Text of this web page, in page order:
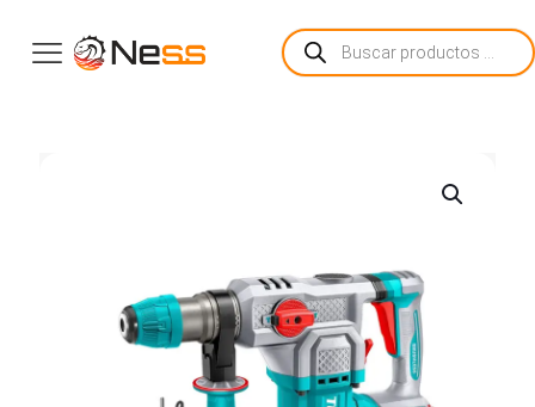
Búsqueda
de
productos